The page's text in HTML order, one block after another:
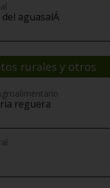
del aguasalÁ
rurales y otros
reguera